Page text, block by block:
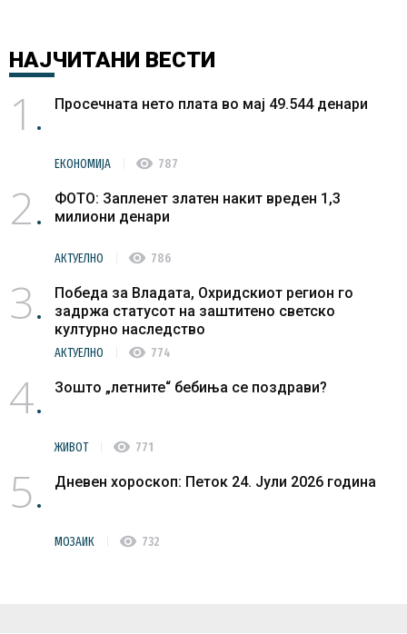
НАЈЧИТАНИ ВЕСТИ
1 Просечната нето плата во мај 49.544 денари
ЕКОНОМИЈА visibility 787
2
ФОТО: Запленет златен накит вреден 1,3
милиони денари
АКТУЕЛНО visibility 786
3
Победа за Владата, Охридскиот регион го
задржа статусот на заштитено светско
културно наследство
АКТУЕЛНО visibility 774
4 Зошто „летните“ бебиња се поздрави?
ЖИВОТ visibility 771
5 Дневен хороскоп: Петок 24. Јули 2026 година
МОЗАИК visibility 732